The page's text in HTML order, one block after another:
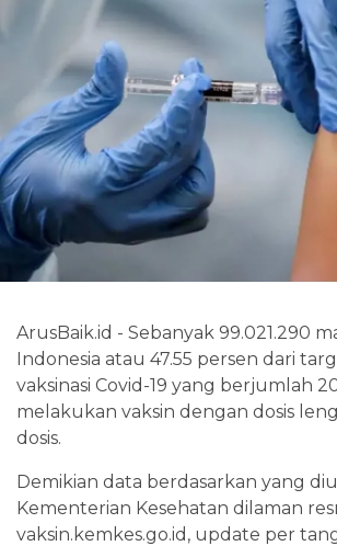
ArusBaik.id - Sebanyak 99.021.290
Indonesia atau 47.55 persen dari
vaksinasi Covid-19 yang berjumlah
melakukan vaksin dengan dosis
dosis.
Demikian data berdasarkan yang
Kementerian Kesehatan dilaman
vaksin.kemkes.go.id, update per